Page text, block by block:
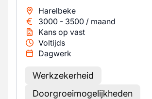
Harelbeke
3000 - 3500 / maand
Kans op vast
Voltijds
Dagwerk
Werkzekerheid
Doorgroeimogelijkheden